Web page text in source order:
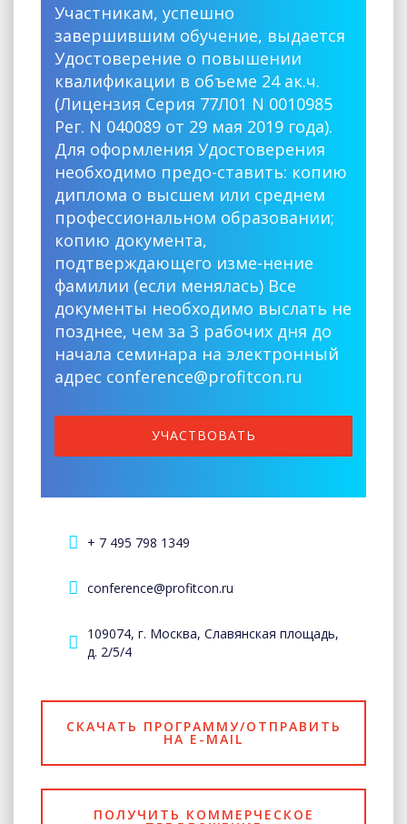
Участникам, успешно
завершившим обучение, выдается
Удостоверение о повышении
квалификации в объеме 24 ак.ч.
(Лицензия Серия 77Л01 N 0010985
Рег. N 040089 от 29 мая 2019 года).
Для оформления Удостоверения
необходимо предо-ставить: копию
диплома о высшем или среднем
профессиональном образовании;
копию документа,
подтверждающего изме-нение
фамилии (если менялась) Все
документы необходимо выслать не
позднее, чем за 3 рабочих дня до
начала семинара на электронный
адрес conference@profitcon.ru
УЧАСТВОВАТЬ
+ 7 495 798 1349
conference@profitcon.ru
109074, г. Москва, Славянская площадь,
д. 2/5/4
СКАЧАТЬ ПРОГРАММУ/ОТПРАВИТЬ
НА E-MAIL
ПОЛУЧИТЬ КОММЕРЧЕСКОЕ